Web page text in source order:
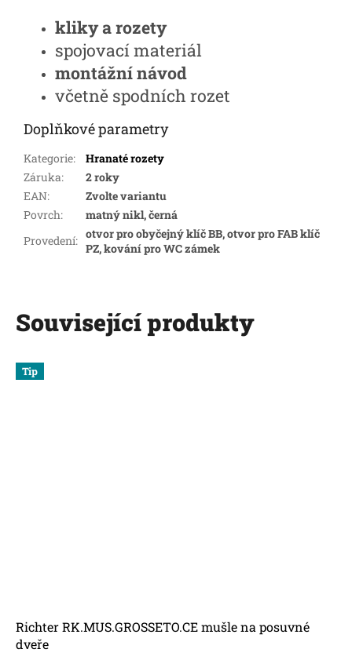
kliky a rozety
spojovací materiál
montážní návod
včetně spodních rozet
Doplňkové parametry
Kategorie:
Hranaté rozety
Záruka:
2 roky
EAN:
Zvolte variantu
Povrch:
matný nikl, černá
Provedení: otvor pro obyčejný klíč BB, otvor pro FAB klíč
PZ, kování pro WC zámek
Související produkty
Tip
Richter RK.MUS.GROSSETO.CE mušle na posuvné
dveře